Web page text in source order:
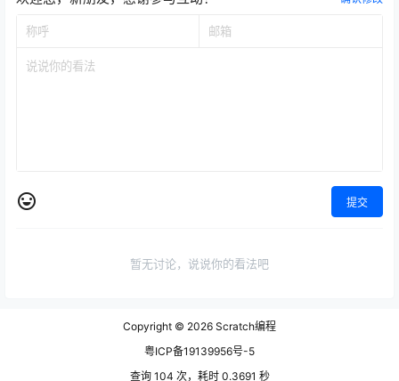
提交
暂无讨论，说说你的看法吧
Copyright © 2026 Scratch编程
粤ICP备19139956号-5
查询 104 次，耗时 0.3691 秒